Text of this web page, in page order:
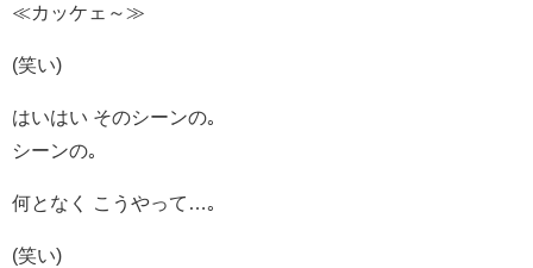
≪カッケェ～≫
(笑い)
はいはい そのシーンの｡
シーンの｡
何となく こうやって…｡
(笑い)